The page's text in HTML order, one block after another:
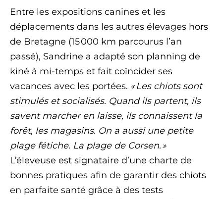
Entre les expositions canines et les
déplacements dans les autres élevages hors
de Bretagne (15 000 km parcourus l’an
passé), Sandrine a adapté son planning de
kiné à mi-temps et fait coïncider ses
vacances avec les portées. « Les chiots sont
stimulés et socialisés. Quand ils partent, ils
savent marcher en laisse, ils connaissent la
forêt, les magasins. On a aussi une petite
plage fétiche. La plage de Corsen. »
L’éleveuse est signataire d’une charte de
bonnes pratiques afin de garantir des chiots
en parfaite santé grâce à des tests